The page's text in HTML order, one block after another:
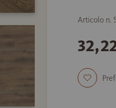
Articolo n.